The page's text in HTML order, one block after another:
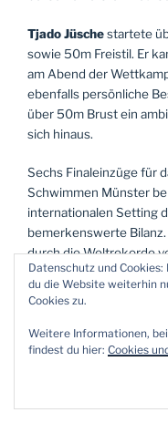
Tjado Jüschestartete
sowie 50m Freistil. Er
am Abend der
ebenfalls persönliche
über 50m Brust ein
sich hinaus.
Sechs Finaleinzüge für
Schwimmen Münster
internationalen Setting
bemerkenswerte
durch die Weltrekorde
und von Taliso Engel
den Genuss im Call
Gespräch mit Josia
Sommerspiele in Paris
Datenschutz und
du die Website weiterhin
Cookies zu.
Weitere Informationen,
findest du hier: Cookies